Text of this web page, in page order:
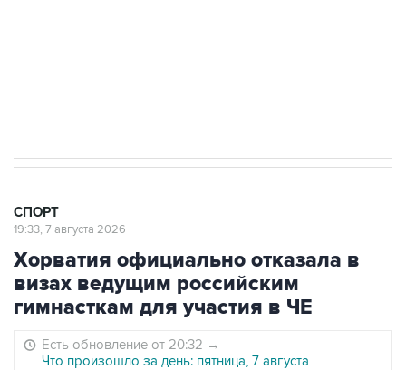
СПОРТ
19:33, 7 августа 2026
Хорватия официально отказала в
визах ведущим российским
гимнасткам для участия в ЧЕ
Есть обновление от 20:32 →
Что произошло за день: пятница, 7 августа